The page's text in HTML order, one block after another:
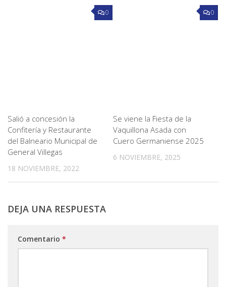
0
Salió a concesión la
Confitería y Restaurante
del Balneario Municipal de
General Villegas
18 NOVIEMBRE, 2022
0
Se viene la Fiesta de la
Vaquillona Asada con
Cuero Germaniense 2025
6 NOVIEMBRE, 2025
DEJA UNA RESPUESTA
Comentario *